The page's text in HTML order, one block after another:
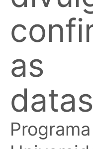
as
datas
Programa